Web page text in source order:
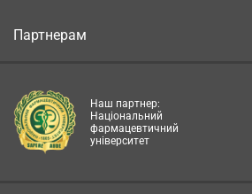
Партнерам
Наш партнер:
Національний
фармацевтичний
університет